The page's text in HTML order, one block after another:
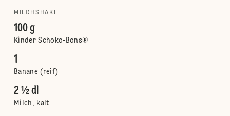
MILCHSHAKE
100 g
Kinder Schoko-Bons®
1
Banane (reif)
2 ½ dl
Milch, kalt